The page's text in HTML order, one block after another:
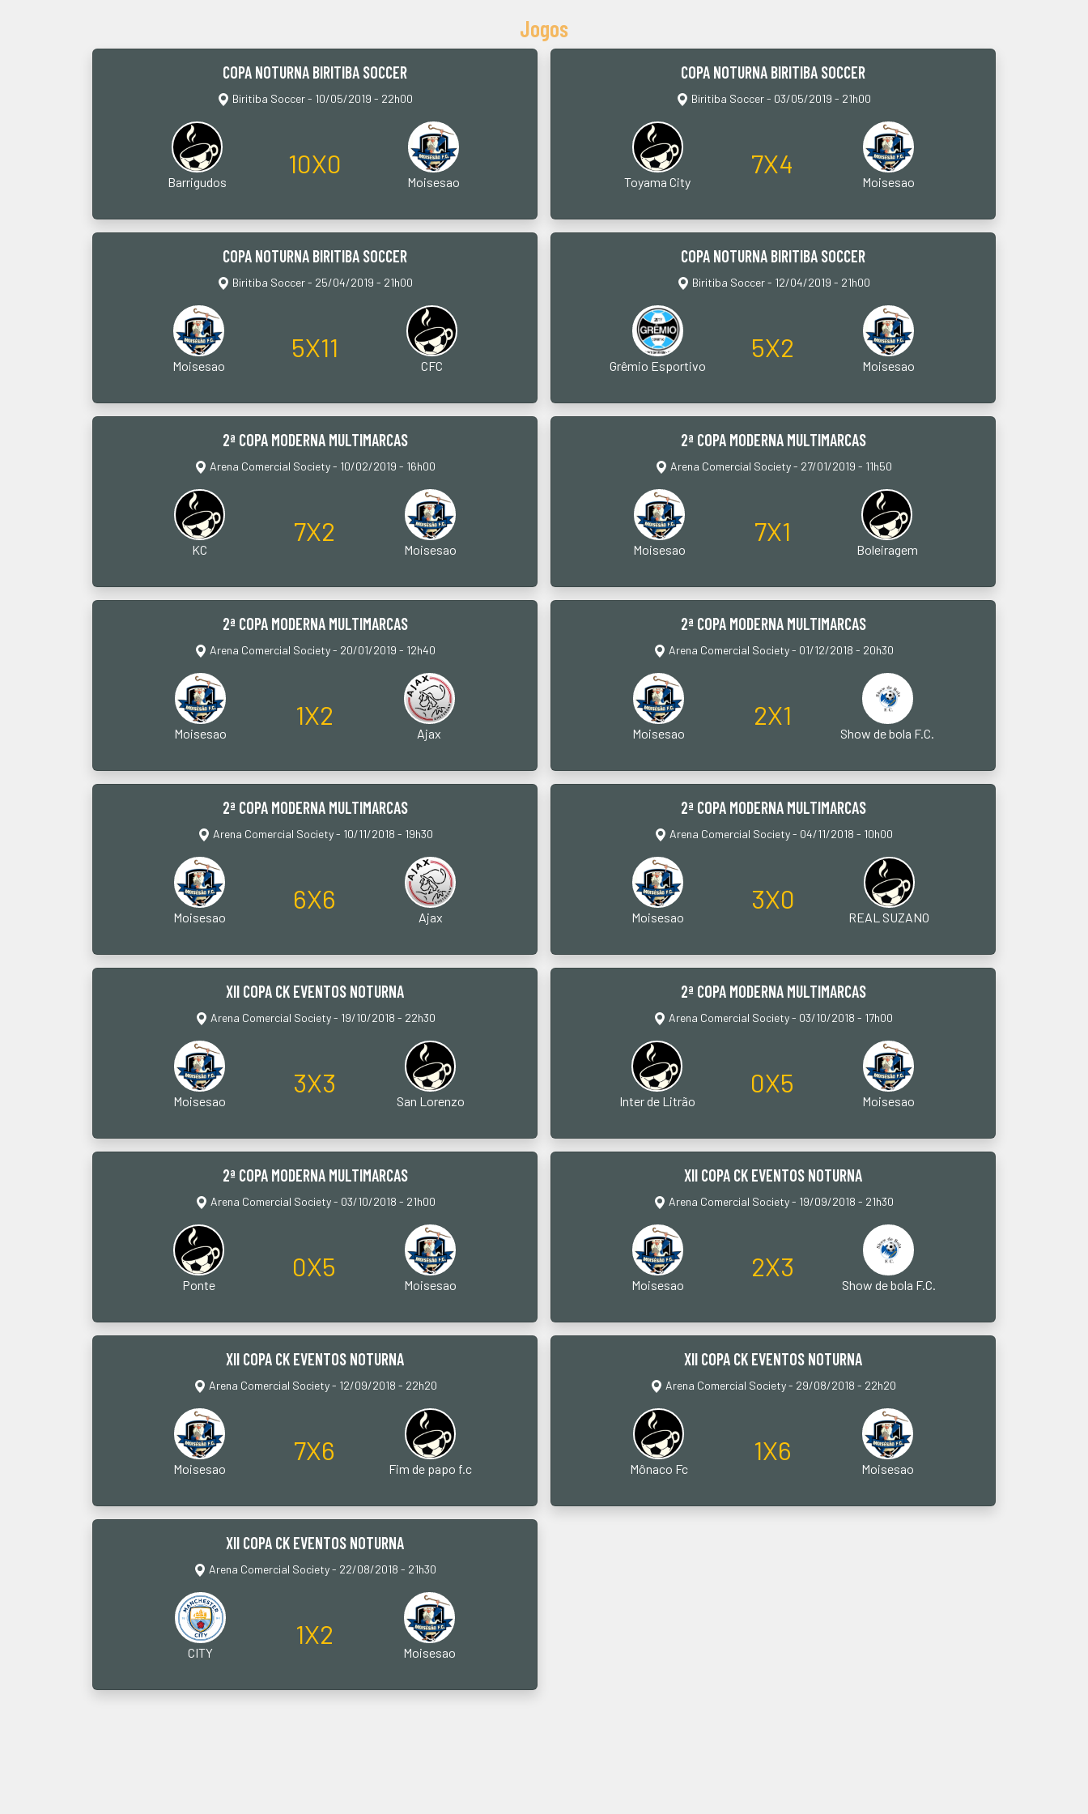
Jogos
COPA NOTURNA BIRITIBA SOCCER
Biritiba Soccer - 10/05/2019 - 22h00
Barrigudos
10X0
Moisesao
COPA NOTURNA BIRITIBA SOCCER
Biritiba Soccer - 03/05/2019 - 21h00
Toyama City
7X4
Moisesao
COPA NOTURNA BIRITIBA SOCCER
Biritiba Soccer - 25/04/2019 - 21h00
Moisesao
5X11
CFC
COPA NOTURNA BIRITIBA SOCCER
Biritiba Soccer - 12/04/2019 - 21h00
Grêmio Esportivo
5X2
Moisesao
2ª COPA MODERNA MULTIMARCAS
Arena Comercial Society - 10/02/2019 - 16h00
KC
7X2
Moisesao
2ª COPA MODERNA MULTIMARCAS
Arena Comercial Society - 27/01/2019 - 11h50
Moisesao
7X1
Boleiragem
2ª COPA MODERNA MULTIMARCAS
Arena Comercial Society - 20/01/2019 - 12h40
Moisesao
1X2
Ajax
2ª COPA MODERNA MULTIMARCAS
Arena Comercial Society - 01/12/2018 - 20h30
Moisesao
2X1
Show de bola F.C.
2ª COPA MODERNA MULTIMARCAS
Arena Comercial Society - 10/11/2018 - 19h30
Moisesao
6X6
Ajax
2ª COPA MODERNA MULTIMARCAS
Arena Comercial Society - 04/11/2018 - 10h00
Moisesao
3X0
REAL SUZANO
XII COPA CK EVENTOS NOTURNA
Arena Comercial Society - 19/10/2018 - 22h30
Moisesao
3X3
San Lorenzo
2ª COPA MODERNA MULTIMARCAS
Arena Comercial Society - 03/10/2018 - 17h00
Inter de Litrão
0X5
Moisesao
2ª COPA MODERNA MULTIMARCAS
Arena Comercial Society - 03/10/2018 - 21h00
Ponte
0X5
Moisesao
XII COPA CK EVENTOS NOTURNA
Arena Comercial Society - 19/09/2018 - 21h30
Moisesao
2X3
Show de bola F.C.
XII COPA CK EVENTOS NOTURNA
Arena Comercial Society - 12/09/2018 - 22h20
Moisesao
7X6
Fim de papo f.c
XII COPA CK EVENTOS NOTURNA
Arena Comercial Society - 29/08/2018 - 22h20
Mônaco Fc
1X6
Moisesao
XII COPA CK EVENTOS NOTURNA
Arena Comercial Society - 22/08/2018 - 21h30
CITY
1X2
Moisesao